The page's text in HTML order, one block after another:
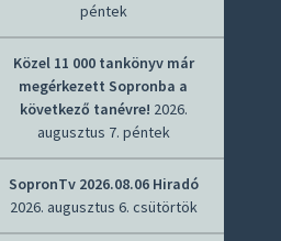
péntek
Közel 11 000 tankönyv már
megérkezett Sopronba a
következő tanévre! 2026.
augusztus 7. péntek
SopronTv 2026.08.06 Hiradó
2026. augusztus 6. csütörtök